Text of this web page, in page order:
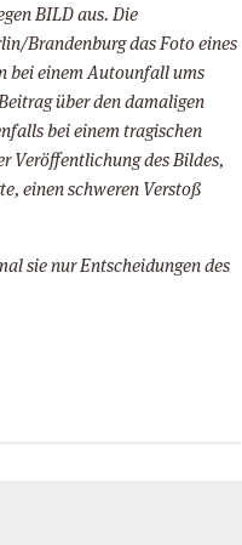
BILD aus. Die
Brandenburg das Foto eines
bei einem Autounfall ums
über den damaligen
bei einem tragischen
Veröffentlichung des Bildes,
einen schweren Verstoß
sie nur Entscheidungen des